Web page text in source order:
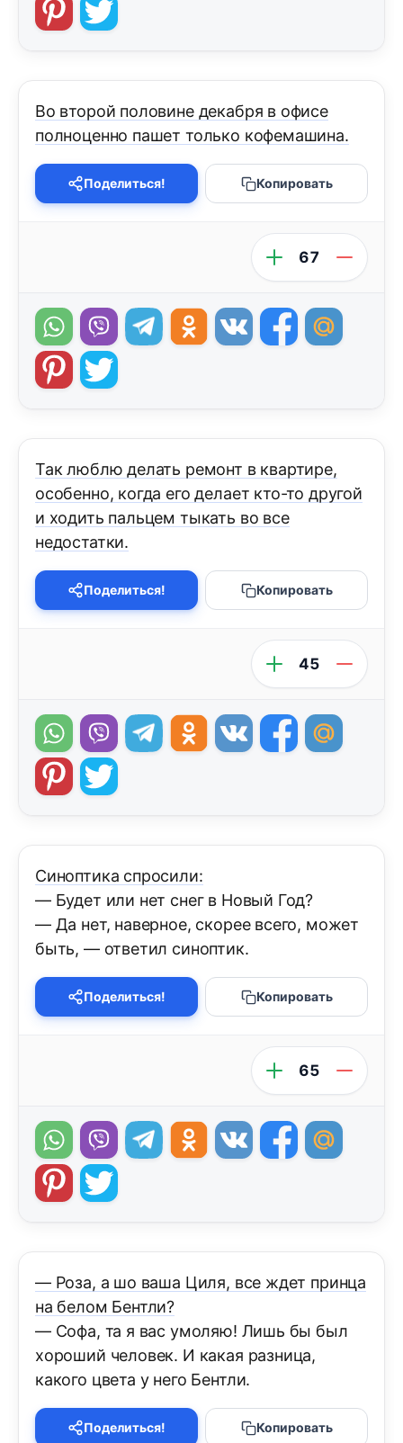
Во второй половине декабря в офисе
полноценно пашет только кофемашина.
Поделиться! Копировать
67
Так люблю делать ремонт в квартире,
особенно, когда его делает кто-то другой
и ходить пальцем тыкать во все
недостатки.
Поделиться! Копировать
45
Синоптика спросили:
— Будет или нет снег в Новый Год?
— Да нет, наверное, скорее всего, может
быть, — ответил синоптик.
Поделиться! Копировать
65
— Роза, а шо ваша Циля, все ждет принца
на белом Бентли?
— Софа, та я вас умоляю! Лишь бы был
хороший человек. И какая разница,
какого цвета у него Бентли.
Поделиться! Копировать